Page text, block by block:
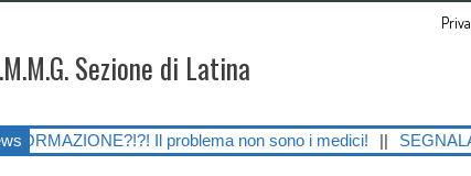
Sezione di Latina
Il problema non sono i medici! || SEGNALAZIONE